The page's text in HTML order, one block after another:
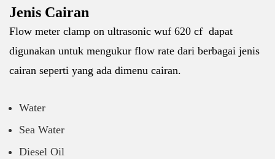
Jenis Cairan
Flow meter clamp on ultrasonic wuf 620 cf dapat
digunakan untuk mengukur flow rate dari berbagai jenis
cairan seperti yang ada dimenu cairan.
Water
Sea Water
Diesel Oil